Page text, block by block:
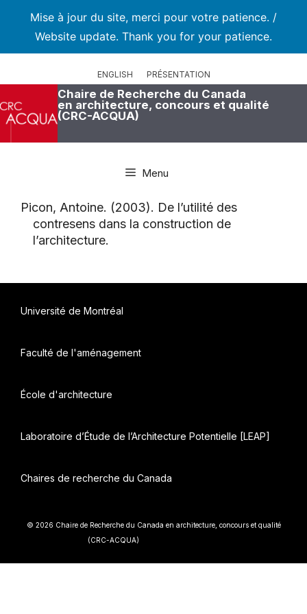
Mise à jour du site, merci pour votre patience. /
Website update. Thank you for your patience.
ENGLISH PRÉSENTATION
Chaire de Recherche du Canada
en architecture, concours et qualité
(CRC-ACQUA)
Menu
Picon, Antoine. (2003). De l’utilité des
contresens dans la construction de
l’architecture.
Université de Montréal
Faculté de l'aménagement
École d'architecture
Laboratoire d’Étude de l’Architecture Potentielle [LEAP]
Chaires de recherche du Canada
© 2026 Chaire de Recherche du Canada en architecture, concours et qualité
(CRC-ACQUA)